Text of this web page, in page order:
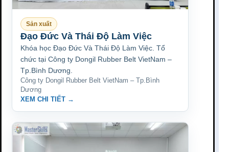
Sản xuất
Đạo Đức Và Thái Độ Làm Việc
Khóa học Đạo Đức Và Thái Độ Làm Việc. Tổ
chức tại Công ty Dongil Rubber Belt VietNam –
Tp.Bình Dương.
Công ty Dongil Rubber Belt VietNam – Tp.Bình
Dương
XEM CHI TIẾT →